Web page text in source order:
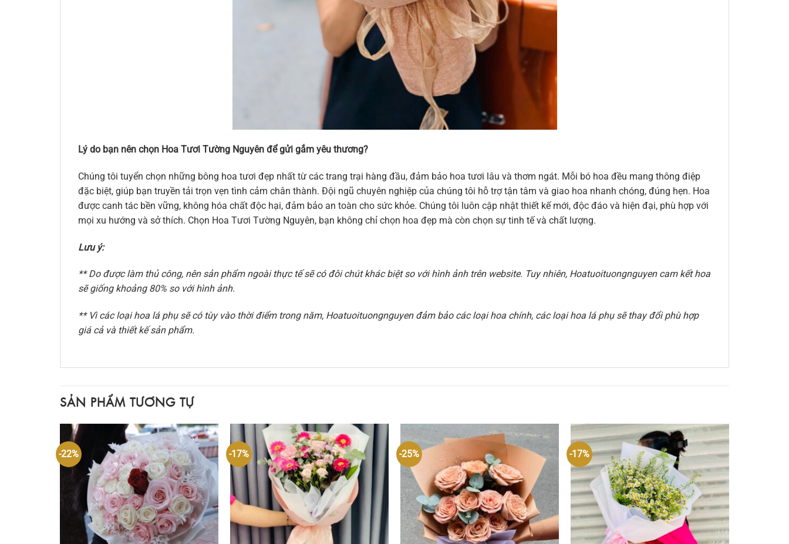
Lý do bạn nên chọn Hoa Tươi Tường Nguyên để gửi gắm yêu thương?
Chúng tôi tuyển chọn những bông hoa tươi đẹp nhất từ các trang trại hàng đầu, đảm bảo hoa tươi lâu và thơm ngát. Mỗi bó hoa đều mang thông điệp
đặc biệt, giúp bạn truyền tải trọn vẹn tình cảm chân thành. Đội ngũ chuyên nghiệp của chúng tôi hỗ trợ tận tâm và giao hoa nhanh chóng, đúng hẹn. Hoa
được canh tác bền vững, không hóa chất độc hại, đảm bảo an toàn cho sức khỏe. Chúng tôi luôn cập nhật thiết kế mới, độc đáo và hiện đại, phù hợp với
mọi xu hướng và sở thích. Chọn Hoa Tươi Tường Nguyên, bạn không chỉ chọn hoa đẹp mà còn chọn sự tinh tế và chất lượng.
Lưu ý:
** Do được làm thủ công, nên sản phẩm ngoài thực tế sẽ có đôi chút khác biệt so với hình ảnh trên website. Tuy nhiên, Hoatuoituongnguyen cam kết hoa
sẽ giống khoảng 80% so với hình ảnh.
** Vì các loại hoa lá phụ sẽ có tùy vào thời điểm trong năm, Hoatuoituongnguyen đảm bảo các loại hoa chính, các loại hoa lá phụ sẽ thay đổi phù hợp
giá cả và thiết kế sản phẩm.
SẢN PHẨM TƯƠNG TỰ
-22% -17% -25% -17%